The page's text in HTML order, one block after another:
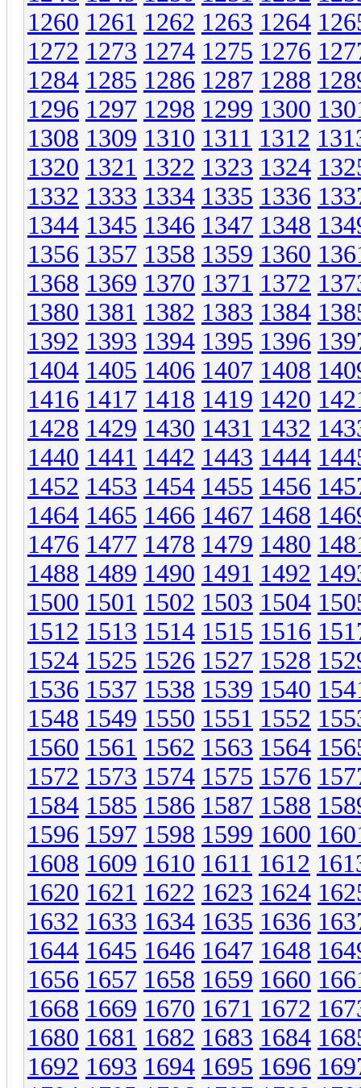
1260 1261 1262 1263 1264
1272 1273 1274 1275 1276
1284 1285 1286 1287 1288
1296 1297 1298 1299 1300
1308 1309 1310 1311 1312
1320 1321 1322 1323 1324
1332 1333 1334 1335 1336
1344 1345 1346 1347 1348
1356 1357 1358 1359 1360
1368 1369 1370 1371 1372
1380 1381 1382 1383 1384
1392 1393 1394 1395 1396
1404 1405 1406 1407 1408
1416 1417 1418 1419 1420
1428 1429 1430 1431 1432
1440 1441 1442 1443 1444
1452 1453 1454 1455 1456
1464 1465 1466 1467 1468
1476 1477 1478 1479 1480
1488 1489 1490 1491 1492
1500 1501 1502 1503 1504
1512 1513 1514 1515 1516
1524 1525 1526 1527 1528
1536 1537 1538 1539 1540
1548 1549 1550 1551 1552
1560 1561 1562 1563 1564
1572 1573 1574 1575 1576
1584 1585 1586 1587 1588
1596 1597 1598 1599 1600
1608 1609 1610 1611 1612
1620 1621 1622 1623 1624
1632 1633 1634 1635 1636
1644 1645 1646 1647 1648
1656 1657 1658 1659 1660
1668 1669 1670 1671 1672
1680 1681 1682 1683 1684
1692 1693 1694 1695 1696